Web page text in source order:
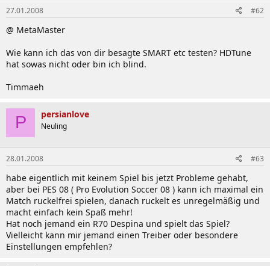
LAN:
Bluetooth:v6.0.1.3700
Modem:
Touchpad:v10.1.8NEU
Windows XP-Software:
AV NOW Hotstart Shell:v4.0.10.6
AVStation Premium:
Easy Display Manager:v2.1.4.5
Easy SpeedUp Manager:v2.0.0.10
MagicKBD:v7.0.1.1
Play Camera:v1.0.0.32
Recovery Solution II:v1.0.2.0
Samsung Battery Manager:v2.1.3.1
Samsung Magic Doctor: v4.0.2.1
Samsung Network Manager:
27.01.2008 #62
@ MetaMaster
Wie kann ich das von dir besagte SMART etc testen? HDTune
hat sowas nicht oder bin ich blind.
Timmaeh
P persianlove
Neuling
28.01.2008 #63
habe eigentlich mit keinem Spiel bis jetzt Probleme gehabt,
aber bei PES 08 ( Pro Evolution Soccer 08 ) kann ich maximal ein
Match ruckelfrei spielen, danach ruckelt es unregelmäßig und
macht einfach kein Spaß mehr!
Hat noch jemand ein R70 Despina und spielt das Spiel?
Vielleicht kann mir jemand einen Treiber oder besondere
Einstellungen empfehlen?